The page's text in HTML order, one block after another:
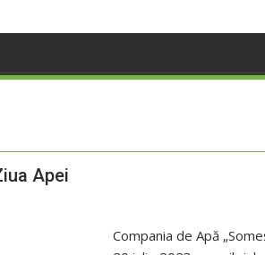
Apei
Compania de Apă